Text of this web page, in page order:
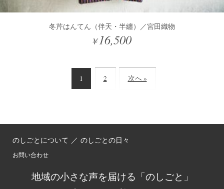
冬芹はんてん（伴天・半纏）／宮田織物
￥16,500
1 2 次へ »
のしごとについて ／ のしごとの日々
お問い合わせ
地域の小さな声を届ける「のしごと」